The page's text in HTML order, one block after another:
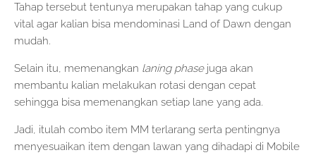
Tahap tersebut tentunya merupakan tahap yang cukup
vital agar kalian bisa mendominasi Land of Dawn dengan
mudah.
Selain itu, memenangkan laning phasejuga akan
membantu kalian melakukan rotasi dengan cepat
sehingga bisa memenangkan setiap lane yang ada.
Jadi, itulah combo item MM terlarang serta pentingnya
menyesuaikan item dengan lawan yang dihadapi di Mobile